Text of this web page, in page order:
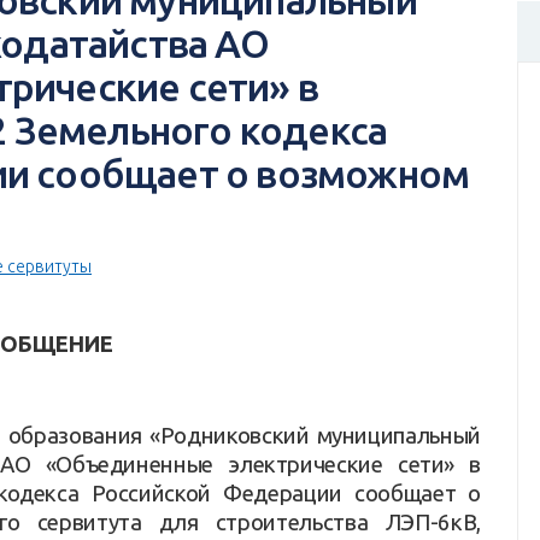
АО
сети» в
Земельного кодекса
сообщает о возможном
«Родниковский муниципальный
«Объединенные электрические сети» в
Российской Федерации сообщает о
сервитута для строительства ЛЭП-6кВ,